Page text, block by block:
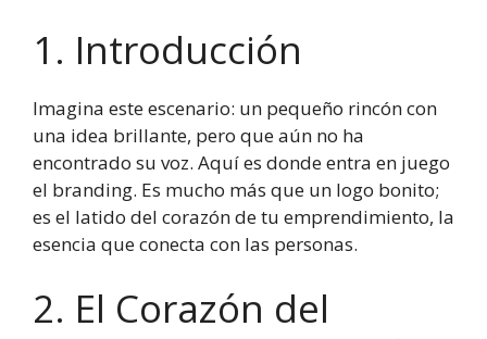
1. Introducción
Imagina este escenario: un pequeño rincón con
una idea brillante, pero que aún no ha
encontrado su voz. Aquí es donde entra en juego
el branding. Es mucho más que un logo bonito;
es el latido del corazón de tu emprendimiento, la
esencia que conecta con las personas.
2. El Corazón del